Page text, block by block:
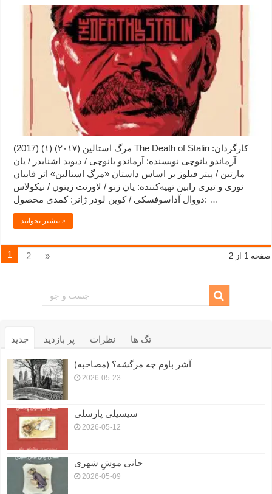
مرگ استالین (۲۰۱۷) (۱) (2017) The Death of Stalin کارگردان:
آرماندو یانوچی نویسنده: آرماندو یانوچی / دیوید اشنایدر / یان
مارتین / پیتر فیلوز بر اساس داستان «مرگ استالین» اثر فابیان
نوری و تیری رابین تهیه‌کننده: یان زنو / لاورنت زیتون / نیکولاس
دووال آداسوفسکی / کوین لودر ژانر: کمدی محصول: …
بیشتر بخوانید »
صفحه 1 از 2 1 2 »
جدید پر بازدید نظرات تگ ها
آشر باوم چه مرگشه؟ (مصاحبه)
2026-05-23
سیسیلی پارسلی
2026-05-12
جانی موشِ شهری
2026-05-09